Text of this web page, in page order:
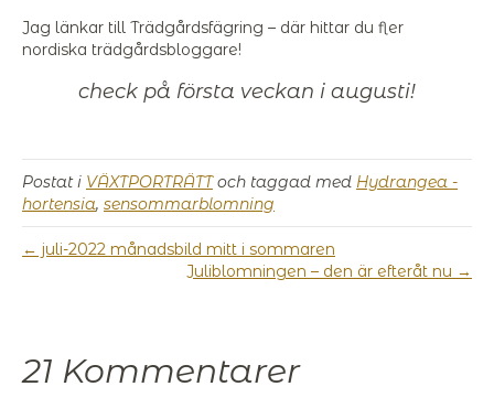
Jag länkar till Trädgårdsfägring – där hittar du fler
nordiska trädgårdsbloggare!
check på första veckan i augusti!
Postat i VÄXTPORTRÄTToch taggad med Hydrangea -
hortensia, sensommarblomning
← juli-2022 månadsbild mitt i sommaren
Juliblomningen – den är efteråt nu →
21 Kommentarer